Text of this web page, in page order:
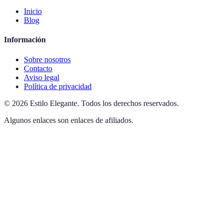
Inicio
Blog
Información
Sobre nosotros
Contacto
Aviso legal
Política de privacidad
© 2026 Estilo Elegante. Todos los derechos reservados.
Algunos enlaces son enlaces de afiliados.